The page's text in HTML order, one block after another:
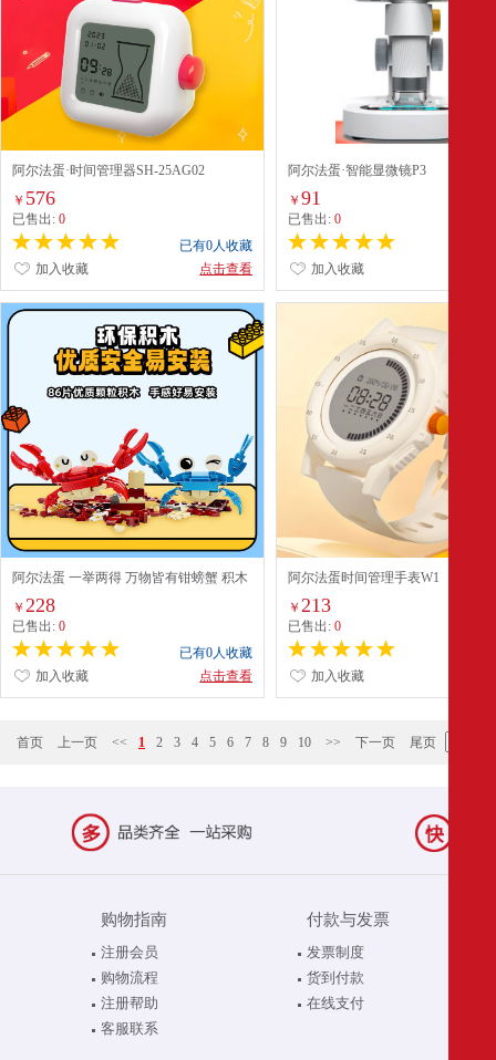
阿尔法蛋·时间管理器SH-25AG02
￥ 576
已售出: 0
已有0人收藏
点击查看
加入收藏
阿尔法蛋·智能显微镜P3
￥91
已售出:0
加入收藏
阿尔法蛋 一举两得 万物皆有钳螃蟹 积木
盲盒 HK183300
￥ 228
已售出: 0
已有0人收藏
点击查看
加入收藏
阿尔法蛋时间管理手表W1
￥213
已售出:0
加入收藏
首页 上一页 << 1 2 3 4 5 6 7 8 9 10 >> 下一页 尾页
购物指南
注册会员
购物流程
注册帮助
客服联系
付款与发票
发票制度
货到付款
在线支付